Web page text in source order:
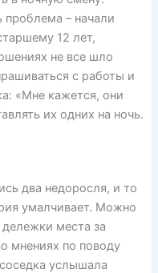
проблема – начали
12 лет,
не все шло
с работы и
«Мне кажется, они
их одних на ночь.
два недоросля, и то
умалчивает. Можно
дележки места за
мнениях по поводу
услышала